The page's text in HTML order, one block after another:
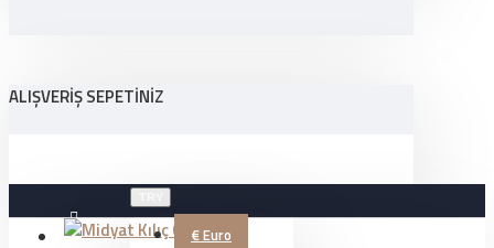
ALIŞVERIŞ SEPETINIZ
Üye Girişi €Euro